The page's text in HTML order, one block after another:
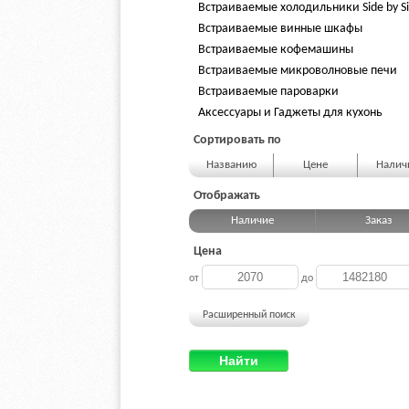
Встраиваемые холодильники Side by
Встраиваемые винные шкафы
Встраиваемые кофемашины
Встраиваемые микроволновые печи
Встраиваемые пароварки
Аксессуары и Гаджеты для кухонь
Сортировать по
Названию Цене
Отображать
Наличие Заказ
Цена
от до
Расширенный поиск
Найти